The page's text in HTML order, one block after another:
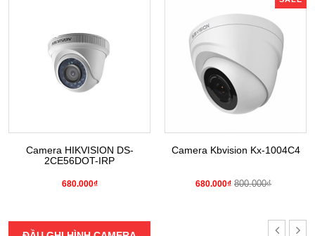
Camera HIKVISION DS-
2CE56DOT-IRP
680.000₫
Camera Kbvision Kx-1004C4
680.000₫ 800.000₫